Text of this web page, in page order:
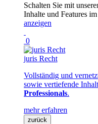
Schalten Sie mit
Inhalte und Features
anzeigen
0
juris Recht
Vollständig und
sowie vertiefende
Professionals.
mehr erfahren
zurück